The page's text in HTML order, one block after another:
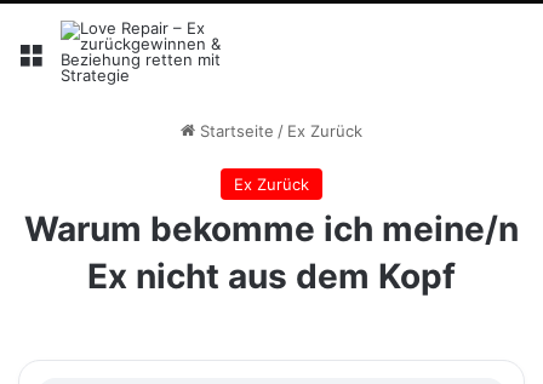
Menü
Startseite / Ex Zurück
Ex Zurück
Warum bekomme ich meine/n
Ex nicht aus dem Kopf